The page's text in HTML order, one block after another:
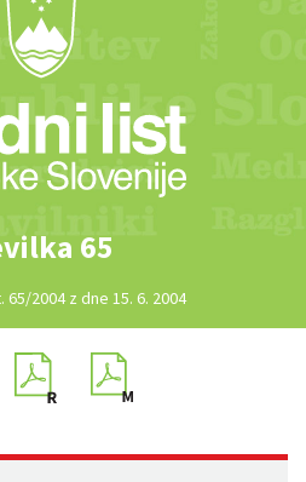
65
65/2004 z dne 15. 6. 2004